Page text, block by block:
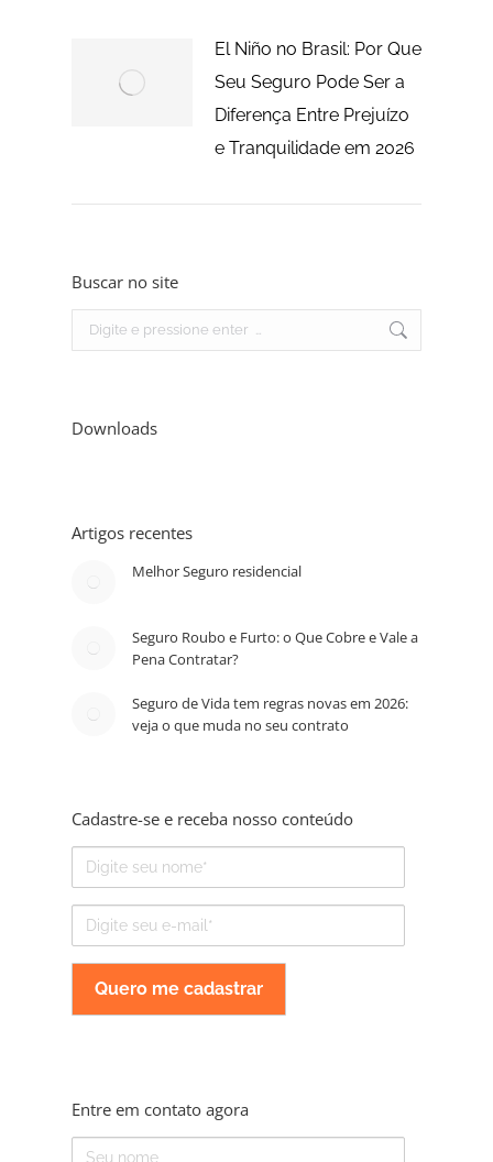
El Niño no Brasil: Por Que
Seu Seguro Pode Ser a
Diferença Entre Prejuízo
e Tranquilidade em 2026
Buscar no site
Search:
Downloads
Artigos recentes
Melhor Seguro residencial
Seguro Roubo e Furto: o Que Cobre e Vale a
Pena Contratar?
Seguro de Vida tem regras novas em 2026:
veja o que muda no seu contrato
Cadastre-se e receba nosso conteúdo
Nome
mail
Entre em contato agora
Nome